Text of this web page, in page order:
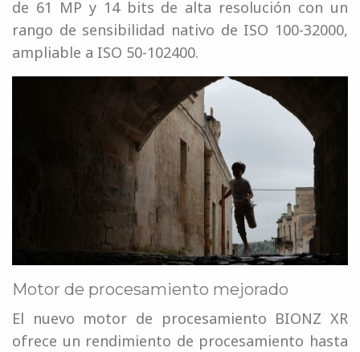
de 61 MP y 14 bits de alta resolución con un
rango de sensibilidad nativo de ISO 100-32000,
ampliable a ISO 50-102400.
Motor de procesamiento mejorado
El nuevo motor de procesamiento BIONZ XR
ofrece un rendimiento de procesamiento hasta